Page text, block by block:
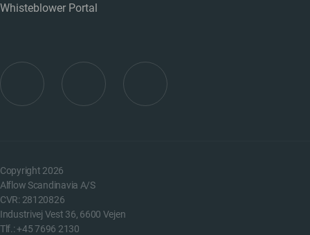
Whisteblower Portal
Copyright 2026
Alflow Scandinavia A/S
CVR: 28120826
Industrivej Vest 36, 6600 Vejen
Tlf.:+45 7696 2130